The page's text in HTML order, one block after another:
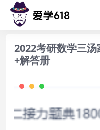
2022考研数学三
+解答册